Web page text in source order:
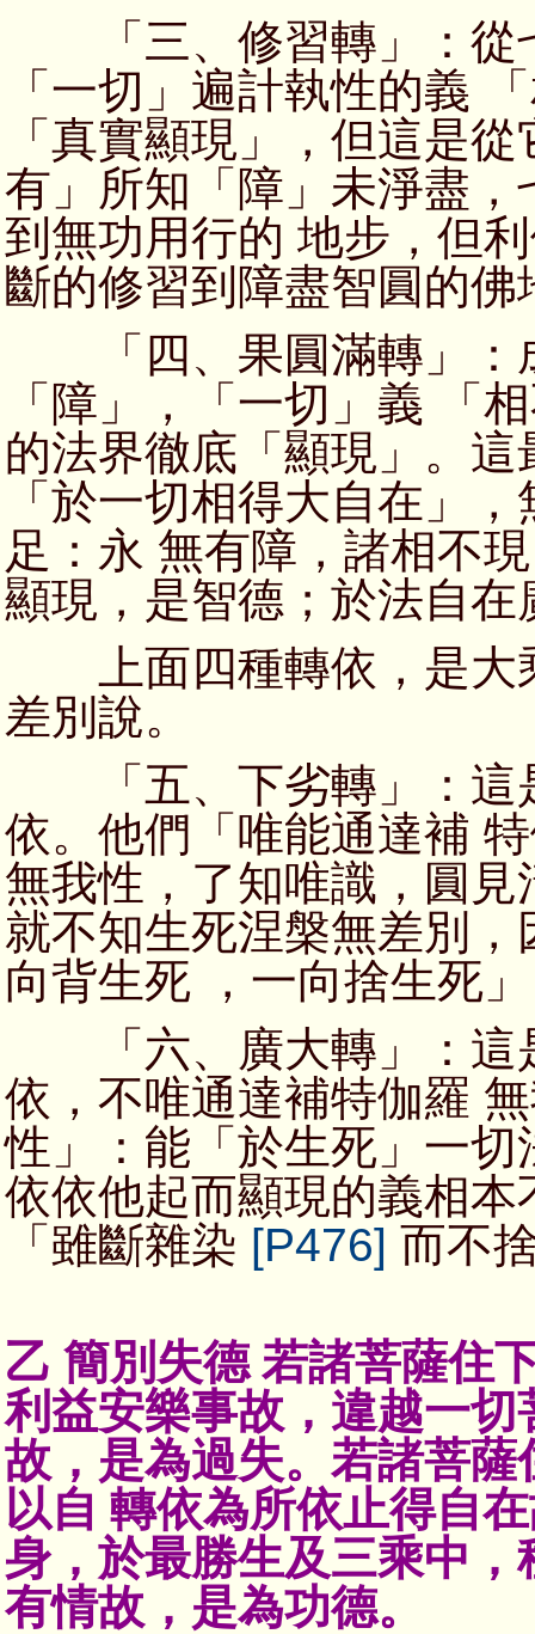
「三、修習轉」：從
「一切」遍計執性的義
「真實顯現」，但這是
有」所知「障」未淨盡
到無功用行的 地步，但
斷的修習到障盡智圓的
「四、果圓滿轉」：
「障」，「一切」義 「
的法界徹底「顯現」。
「於一切相得大自在」
足：永 無有障，諸相不
顯現，是智德；於法自
上面四種轉依，是大
差別說。
「五、下劣轉」：這
依。他們「唯能通達補
無我性，了知唯識，圓
就不知生死涅槃無差別
向背生死 ，一向捨生死
「六、廣大轉」：這
依，不唯通達補特伽羅
性」：能「於生死」一
依依他起而顯現的義相
「雖斷雜染 [P476] 而不
乙 簡別失德 若諸菩薩住
利益安樂事故，違越一
故，是為過失。若諸菩
以自 轉依為所依止得自
身，於最勝生及三乘中
有情故，是為功德。